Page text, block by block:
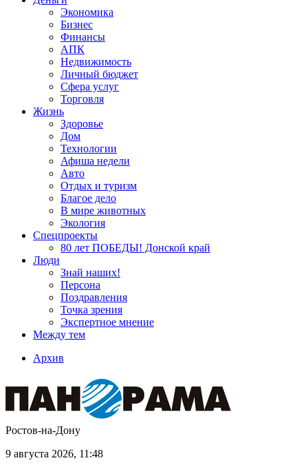
Экономика
Бизнес
Финансы
АПК
Недвижимость
Личный бюджет
Сфера услуг
Торговля
Жизнь
Здоровье
Дом
Технологии
Афиша недели
Авто
Отдых и туризм
Благое дело
В мире животных
Экология
Спецпроекты
80 лет ПОБЕДЫ! Донской край
Люди
Знай наших!
Персона
Поздравления
Точка зрения
Экспертное мнение
Между тем
Архив
Ростов-на-Дону
9 августа 2026, 11:48